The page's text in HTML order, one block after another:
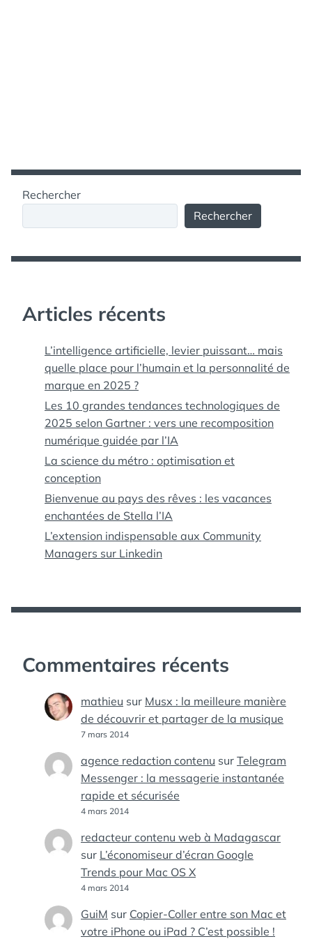
Rechercher
Rechercher
Articles récents
L’intelligence artificielle, levier puissant… mais
quelle place pour l’humain et la personnalité de
marque en 2025 ?
Les 10 grandes tendances technologiques de
2025 selon Gartner : vers une recomposition
numérique guidée par l’IA
La science du métro : optimisation et
conception
Bienvenue au pays des rêves : les vacances
enchantées de Stella l’IA
L’extension indispensable aux Community
Managers sur Linkedin
Commentaires récents
mathieu sur Musx : la meilleure manière
de découvrir et partager de la musique
7 mars 2014
agence redaction contenu sur Telegram
Messenger : la messagerie instantanée
rapide et sécurisée
4 mars 2014
redacteur contenu web à Madagascar
sur L’économiseur d’écran Google
Trends pour Mac OS X
4 mars 2014
GuiM sur Copier-Coller entre son Mac et
votre iPhone ou iPad ? C’est possible !